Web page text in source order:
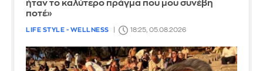
ήταν το καλύτερο πράγμα που μου συνέβη
ποτέ»
LIFE STYLE - WELLNESS 18:25, 05.08.2026